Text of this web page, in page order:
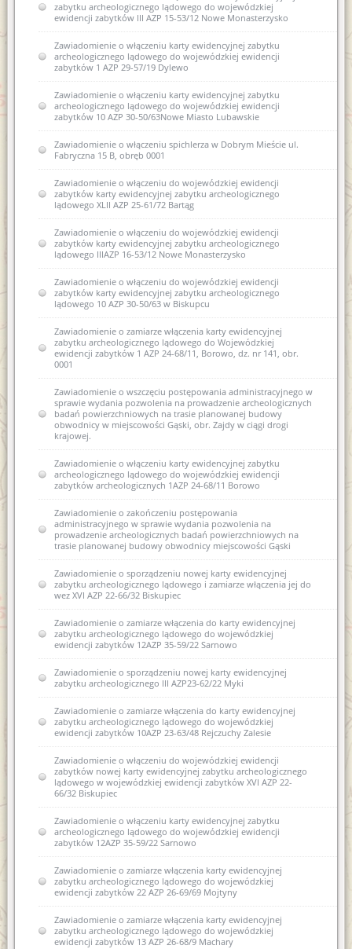
zabytku archeologicznego lądowego do wojewódzkiej
ewidencji zabytków III AZP 15-53/12 Nowe Monasterzysko
Zawiadomienie o włączeniu karty ewidencyjnej zabytku
archeologicznego lądowego do wojewódzkiej ewidencji
zabytków 1 AZP 29-57/19 Dylewo
Zawiadomienie o włączeniu karty ewidencyjnej zabytku
archeologicznego lądowego do wojewódzkiej ewidencji
zabytków 10 AZP 30-50/63Nowe Miasto Lubawskie
Zawiadomienie o włączeniu spichlerza w Dobrym Mieście ul.
Fabryczna 15 B, obręb 0001
Zawiadomienie o włączeniu do wojewódzkiej ewidencji
zabytków karty ewidencyjnej zabytku archeologicznego
lądowego XLII AZP 25-61/72 Bartąg
Zawiadomienie o włączeniu do wojewódzkiej ewidencji
zabytków karty ewidencyjnej zabytku archeologicznego
lądowego IIIAZP 16-53/12 Nowe Monasterzysko
Zawiadomienie o włączeniu do wojewódzkiej ewidencji
zabytków karty ewidencyjnej zabytku archeologicznego
lądowego 10 AZP 30-50/63 w Biskupcu
Zawiadomienie o zamiarze włączenia karty ewidencyjnej
zabytku archeologicznego lądowego do Wojewódzkiej
ewidencji zabytków 1 AZP 24-68/11, Borowo, dz. nr 141, obr.
0001
Zawiadomienie o wszczęciu postępowania administracyjnego w
sprawie wydania pozwolenia na prowadzenie archeologicznych
badań powierzchniowych na trasie planowanej budowy
obwodnicy w miejscowości Gąski, obr. Zajdy w ciągi drogi
krajowej.
Zawiadomienie o włączeniu karty ewidencyjnej zabytku
archeologicznego lądowego do wojewódzkiej ewidencji
zabytków archeologicznych 1AZP 24-68/11 Borowo
Zawiadomienie o zakończeniu postępowania
administracyjnego w sprawie wydania pozwolenia na
prowadzenie archeologicznych badań powierzchniowych na
trasie planowanej budowy obwodnicy miejscowości Gąski
Zawiadomienie o sporządzeniu nowej karty ewidencyjnej
zabytku archeologicznego lądowego i zamiarze włączenia jej do
wez XVI AZP 22-66/32 Biskupiec
Zawiadomienie o zamiarze włączenia do karty ewidencyjnej
zabytku archeologicznego lądowego do wojewódzkiej
ewidencji zabytków 12AZP 35-59/22 Sarnowo
Zawiadomienie o sporządzeniu nowej karty ewidencyjnej
zabytku archeologicznego III AZP23-62/22 Myki
Zawiadomienie o zamiarze włączenia do karty ewidencyjnej
zabytku archeologicznego lądowego do wojewódzkiej
ewidencji zabytków 10AZP 23-63/48 Rejczuchy Zalesie
Zawiadomienie o włączeniu do wojewódzkiej ewidencji
zabytków nowej karty ewidencyjnej zabytku archeologicznego
lądowego w wojewódzkiej ewidencji zabytków XVI AZP 22-
66/32 Biskupiec
Zawiadomienie o włączeniu karty ewidencyjnej zabytku
archeologicznego lądowego do wojewódzkiej ewidencji
zabytków 12AZP 35-59/22 Sarnowo
Zawiadomienie o zamiarze włączenia karty ewidencyjnej
zabytku archeologicznego lądowego do wojewódzkiej
ewidencji zabytków 22 AZP 26-69/69 Mojtyny
Zawiadomienie o zamiarze włączenia karty ewidencyjnej
zabytku archeologicznego lądowego do wojewódzkiej
ewidencji zabytków 13 AZP 26-68/9 Machary